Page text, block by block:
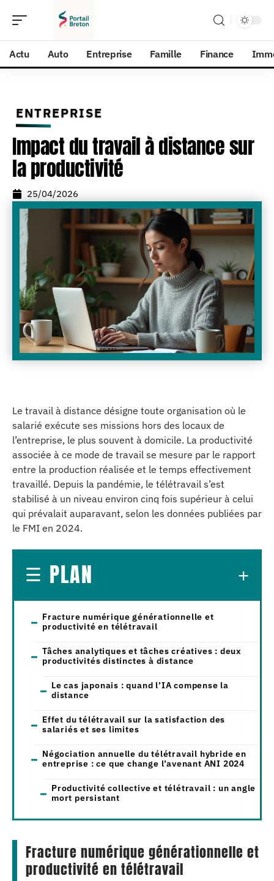
Actu Auto Entreprise Famille Finance
ENTREPRISE
Impact du travail à distance sur
la productivité
25/04/2026
Le travail à distance désigne toute organisation où le
salarié exécute ses missions hors des locaux de
l’entreprise, le plus souvent à domicile. La productivité
associée à ce mode de travail se mesure par le rapport
entre la production réalisée et le temps effectivement
travaillé. Depuis la pandémie, le télétravail s’est
stabilisé à un niveau environ cinq fois supérieur à celui
qui prévalait auparavant, selon les données publiées par
le FMI en 2024.
PLAN
Fracture numérique générationnelle et
productivité en télétravail
Tâches analytiques et tâches créatives : deux
productivités distinctes à distance
Le cas japonais : quand l’IA compense la
distance
Effet du télétravail sur la satisfaction des
salariés et ses limites
Négociation annuelle du télétravail hybride en
entreprise : ce que change l’avenant ANI 2024
Productivité collective et télétravail : un angle
mort persistant
Fracture numérique générationnelle et
productivité en télétravail